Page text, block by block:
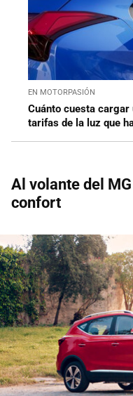
EN MOTORPASIÓN
Cuánto cuesta
tarifas de la luz que
Al volante del
confort